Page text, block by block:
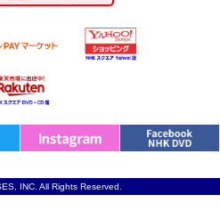
INC. All Rights Reserved.